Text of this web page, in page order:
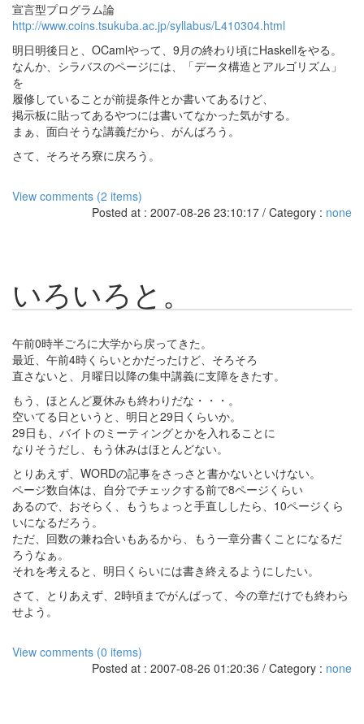
宣言型プログラム論
http://www.coins.tsukuba.ac.jp/syllabus/L410304.html
明日明後日と、OCamlやって、9月の終わり頃にHaskellをやる。
なんか、シラバスのページには、「データ構造とアルゴリズム」
を
履修していることが前提条件とか書いてあるけど、
掲示板に貼ってあるやつには書いてなかった気がする。
まぁ、面白そうな講義だから、がんばろう。
さて、そろそろ寮に戻ろう。
View comments (2 items)
Posted at : 2007-08-26 23:10:17 / Category : none
いろいろと。
午前0時半ごろに大学から戻ってきた。
最近、午前4時くらいとかだったけど、そろそろ
直さないと、月曜日以降の集中講義に支障をきたす。
もう、ほとんど夏休みも終わりだな・・・。
空いてる日というと、明日と29日くらいか。
29日も、バイトのミーティングとかを入れることに
なりそうだし、もう休みはほとんどない。
とりあえず、WORDの記事をさっさと書かないといけない。
ページ数自体は、自分でチェックする前で8ページくらい
あるので、おそらく、もうちょっと手直ししたら、10ページくら
いになるだろう。
ただ、回数の兼ね合いもあるから、もう一章分書くことになるだ
ろうなぁ。
それを考えると、明日くらいには書き終えるようにしたい。
さて、とりあえず、2時頃までがんばって、今の章だけでも終わら
せよう。
View comments (0 items)
Posted at : 2007-08-26 01:20:36 / Category : none